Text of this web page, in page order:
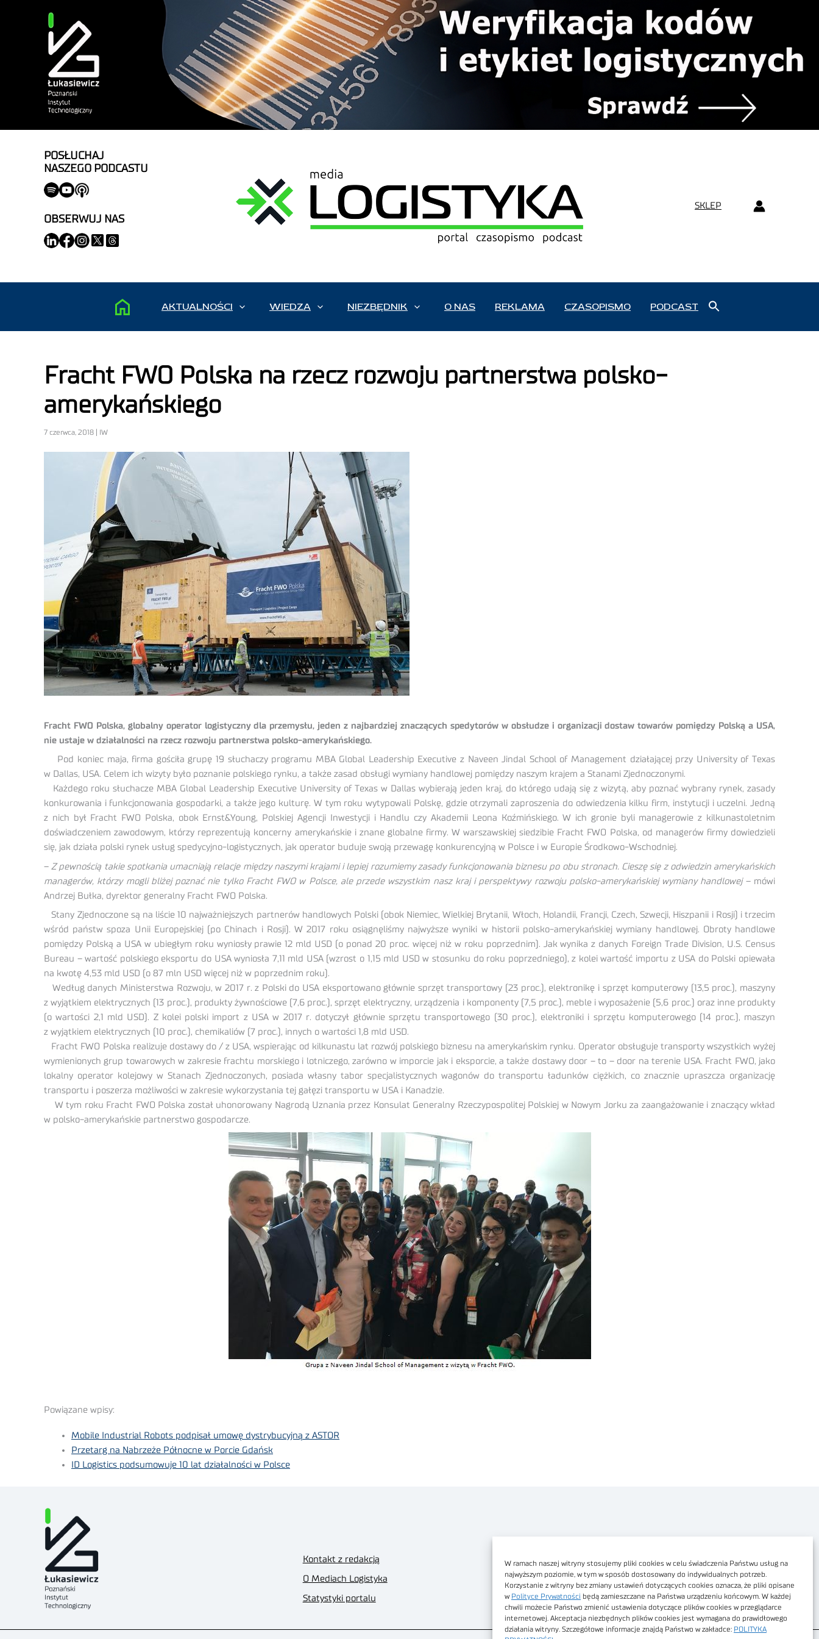
W ramach naszej witryny stosujemy pliki cookies w celu świadczenia Państwu usług na
najwyższym poziomie, w tym w sposób dostosowany do indywidualnych potrzeb.
Korzystanie z witryny bez zmiany ustawień dotyczących cookies oznacza, że pliki opisane
w Polityce Prywatności będą zamieszczane na Państwa urządzeniu końcowym. W każdej
chwili możecie Państwo zmienić ustawienia dotyczące plików cookies w przeglądarce
internetowej. Akceptacja niezbędnych plików cookies jest wymagana do prawidłowego
działania witryny. Szczegółowe informacje znajdą Państwo w zakładce: POLITYKA
POSŁUCHAJ
NASZEGO PODCASTU
OBSERWUJ NAS
SKLEP
AKTUALNOŚCI WIEDZA NIEZBĘDNIK O NAS REKLAMA CZASOPISMO PODCAST
Fracht FWO Polska na rzecz rozwoju partnerstwa polsko-
amerykańskiego
7 czerwca, 2018 | IW
Fracht FWO Polska, globalny operator logistyczny dla przemysłu, jeden z najbardziej znaczących spedytorów w obsłudze i organizacji dostaw towarów pomiędzy Polską a USA,
nie ustaje w działalności na rzecz rozwoju partnerstwa polsko-amerykańskiego.
Pod koniec maja, firma gościła grupę 19 słuchaczy programu MBA Global Leadership Executive z Naveen Jindal School of Management działającej przy University of Texas
w Dallas, USA. Celem ich wizyty było poznanie polskiego rynku, a także zasad obsługi wymiany handlowej pomiędzy naszym krajem a Stanami Zjednoczonymi.
Każdego roku słuchacze MBA Global Leadership Executive University of Texas w Dallas wybierają jeden kraj, do którego udają się z wizytą, aby poznać wybrany rynek, zasady
konkurowania i funkcjonowania gospodarki, a także jego kulturę. W tym roku wytypowali Polskę, gdzie otrzymali zaproszenia do odwiedzenia kilku firm, instytucji i uczelni. Jedną
z nich był Fracht FWO Polska, obok Ernst&Young, Polskiej Agencji Inwestycji i Handlu czy Akademii Leona Koźmińskiego. W ich gronie byli managerowie z kilkunastoletnim
doświadczeniem zawodowym, którzy reprezentują koncerny amerykańskie i znane globalne firmy. W warszawskiej siedzibie Fracht FWO Polska, od managerów firmy dowiedzieli
się, jak działa polski rynek usług spedycyjno-logistycznych, jak operator buduje swoją przewagę konkurencyjną w Polsce i w Europie Środkowo-Wschodniej.
– Z pewnością takie spotkania umacniają relacje między naszymi krajami i lepiej rozumiemy zasady funkcjonowania biznesu po obu stronach. Cieszę się z odwiedzin amerykańskich
managerów, którzy mogli bliżej poznać nie tylko Fracht FWO w Polsce, ale przede wszystkim nasz kraj i perspektywy rozwoju polsko-amerykańskiej wymiany handlowej– mówi
Andrzej Bułka, dyrektor generalny Fracht FWO Polska.
Stany Zjednoczone są na liście 10 najważniejszych partnerów handlowych Polski (obok Niemiec, Wielkiej Brytanii, Włoch, Holandii, Francji, Czech, Szwecji, Hiszpanii i Rosji) i trzecim
wśród państw spoza Unii Europejskiej (po Chinach i Rosji). W 2017 roku osiągnęliśmy najwyższe wyniki w historii polsko-amerykańskiej wymiany handlowej. Obroty handlowe
pomiędzy Polską a USA w ubiegłym roku wyniosły prawie 12 mld USD (o ponad 20 proc. więcej niż w roku poprzednim). Jak wynika z danych Foreign Trade Division, U.S. Census
Bureau – wartość polskiego eksportu do USA wyniosła 7,11 mld USA (wzrost o 1,15 mld USD w stosunku do roku poprzedniego), z kolei wartość importu z USA do Polski opiewała
na kwotę 4,53 mld USD (o 87 mln USD więcej niż w poprzednim roku).
Według danych Ministerstwa Rozwoju, w 2017 r. z Polski do USA eksportowano głównie sprzęt transportowy (23 proc.), elektronikę i sprzęt komputerowy (13,5 proc.), maszyny
z wyjątkiem elektrycznych (13 proc.), produkty żywnościowe (7,6 proc.), sprzęt elektryczny, urządzenia i komponenty (7,5 proc.), meble i wyposażenie (5,6 proc.) oraz inne produkty
(o wartości 2,1 mld USD). Z kolei polski import z USA w 2017 r. dotyczył głównie sprzętu transportowego (30 proc.), elektroniki i sprzętu komputerowego (14 proc.), maszyn
z wyjątkiem elektrycznych (10 proc.), chemikaliów (7 proc.), innych o wartości 1,8 mld USD.
Fracht FWO Polska realizuje dostawy do / z USA, wspierając od kilkunastu lat rozwój polskiego biznesu na amerykańskim rynku. Operator obsługuje transporty wszystkich wyżej
wymienionych grup towarowych w zakresie frachtu morskiego i lotniczego, zarówno w imporcie jak i eksporcie, a także dostawy door – to – door na terenie USA. Fracht FWO, jako
lokalny operator kolejowy w Stanach Zjednoczonych, posiada własny tabor specjalistycznych wagonów do transportu ładunków ciężkich, co znacznie upraszcza organizację
transportu i poszerza możliwości w zakresie wykorzystania tej gałęzi transportu w USA i Kanadzie.
W tym roku Fracht FWO Polska został uhonorowany Nagrodą Uznania przez Konsulat Generalny Rzeczypospolitej Polskiej w Nowym Jorku za zaangażowanie i znaczący wkład
w polsko-amerykańskie partnerstwo gospodarcze.
Powiązane wpisy:
Mobile Industrial Robots podpisał umowę dystrybucyjną z ASTOR
Przetarg na Nabrzeże Północne w Porcie Gdańsk
ID Logistics podsumowuje 10 lat działalności w Polsce
Kontakt z redakcją
O Mediach Logistyka
Statystyki portalu
Dostępność cyfrowa
Regulamin Portalu
Regulamin sklepu